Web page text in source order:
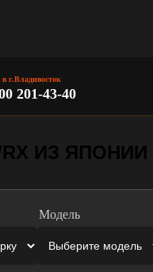
г.Владивосток
201-43-40
ИЗ ЯПОНИИ
Модель